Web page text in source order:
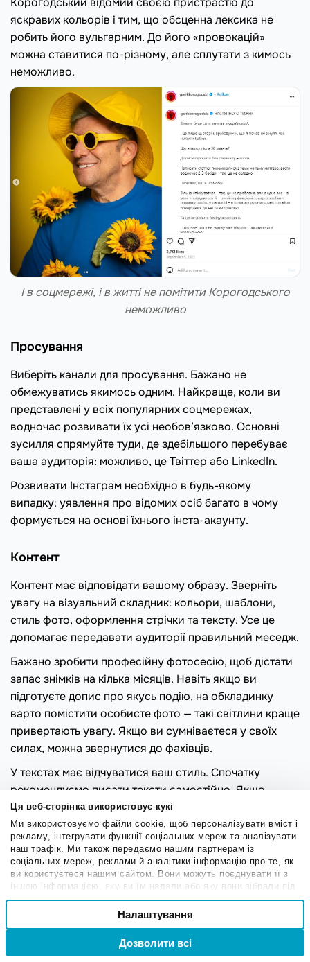
Ця веб-сторінка використовує кукі
Ми використовуємо файли cookie, щоб персоналізувати вміст і
рекламу, інтегрувати функції соціальних мереж та аналізувати
наш трафік. Ми також передаємо нашим партнерам із
соціальних мереж, реклами й аналітики інформацію про те, як
ви користуєтеся нашим сайтом. Вони можуть поєднувати її з
іншою інформацією, яку ви їм надали або яку вони зібрали під
час вашого користування їхніми службами.
Вибір
Привілейовані
Налаштування
Дозволити всі
яскравих кольорів і тим, що обсценна лексика не
робить його вульгарним. До його «провокацій»
можна ставитися по-різному, але сплутати з кимось
неможливо.
І в соцмережі, і в житті не помітити Корогодського
неможливо
Просування
Виберіть канали для просування. Бажано не
обмежуватись якимось одним. Найкраще, коли ви
представлені у всіх популярних соцмережах,
водночас розвивати їх усі необов’язково. Основні
зусилля спрямуйте туди, де здебільшого перебуває
ваша аудиторія: можливо, це Твіттер або LinkedIn.
Розвивати Інстаграм необхідно в будь-якому
випадку: уявлення про відомих осіб багато в чому
формується на основі їхнього інста-акаунту.
Контент
Контент має відповідати вашому образу. Зверніть
увагу на візуальний складник: кольори, шаблони,
стиль фото, оформлення стрічки та тексту. Усе це
допомагає передавати аудиторії правильний меседж.
Бажано зробити професійну фотосесію, щоб дістати
запас знімків на кілька місяців. Навіть якщо ви
підготуєте допис про якусь подію, на обкладинку
варто помістити особисте фото — такі світлини краще
привертають увагу. Якщо ви сумніваєтеся у своїх
силах, можна звернутися до фахівців.
У текстах має відчуватися ваш стиль. Спочатку
рекомендуємо писати тексти самостійно. Якщо
пізніше ви вирішите найняти копірайтера, йому буде
на що орієнтуватися.
В ідеалі для персонального блогу краще завжди
писати самому. Якщо такої можливості немає,
надиктовуйте копірайтеру свої думки, а перед
публікацією перевіряйте допис.
Використовуйте сторітелінг — в особистому блозі він
особливо доречний. Розкажіть про шлях до успіху,